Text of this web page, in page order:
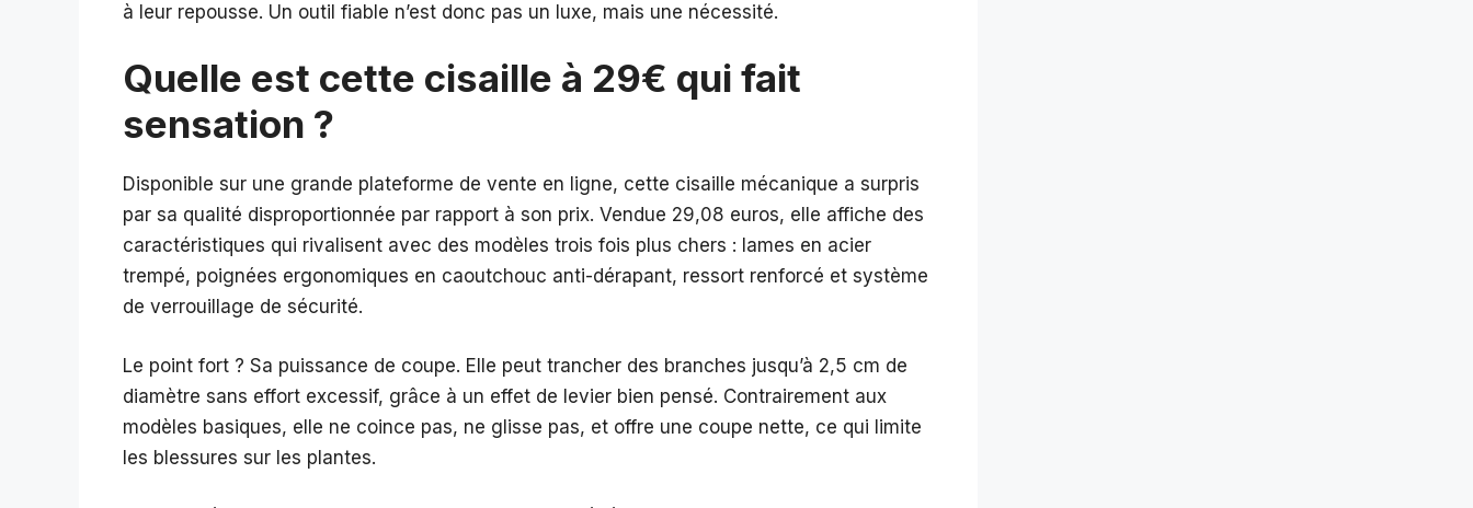
à leur repousse. Un outil fiable n’est donc pas un luxe, mais une nécessité.
Quelle est cette cisaille à 29€ qui fait
sensation ?
Disponible sur une grande plateforme de vente en ligne, cette cisaille mécanique a surpris
par sa qualité disproportionnée par rapport à son prix. Vendue 29,08 euros, elle affiche des
caractéristiques qui rivalisent avec des modèles trois fois plus chers : lames en acier
trempé, poignées ergonomiques en caoutchouc anti-dérapant, ressort renforcé et système
de verrouillage de sécurité.
Le point fort ? Sa puissance de coupe. Elle peut trancher des branches jusqu’à 2,5 cm de
diamètre sans effort excessif, grâce à un effet de levier bien pensé. Contrairement aux
modèles basiques, elle ne coince pas, ne glisse pas, et offre une coupe nette, ce qui limite
les blessures sur les plantes.